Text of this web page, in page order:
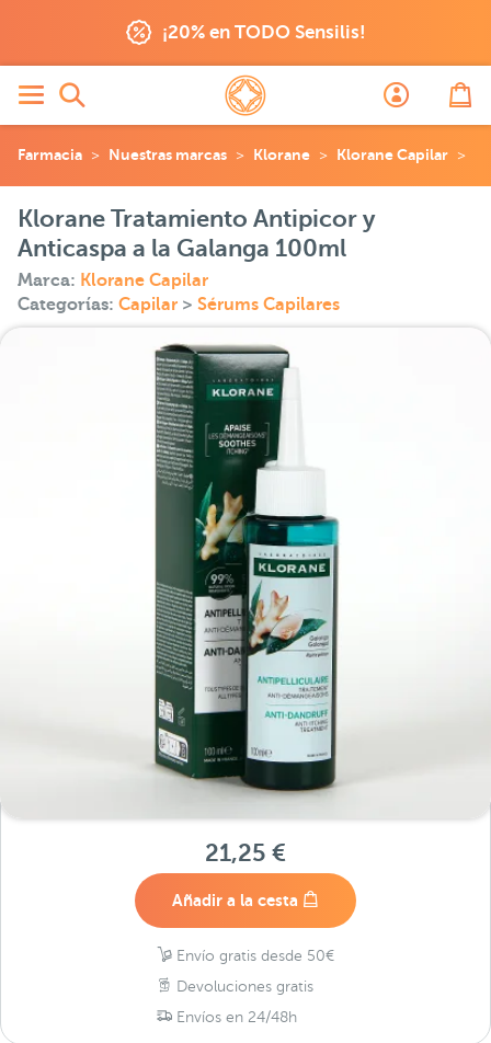
¡20% en TODO Sensilis!
Farmacia Nuestras marcas Klorane Klorane Capilar
Klorane Tratamiento Antipicor y
Anticaspa a la Galanga 100ml
Marca: Klorane Capilar
Categorías: Capilar > Sérums Capilares
21,25 €
Añadir a la cesta
Envío gratis desde 50€
Devoluciones gratis
Envíos en 24/48h